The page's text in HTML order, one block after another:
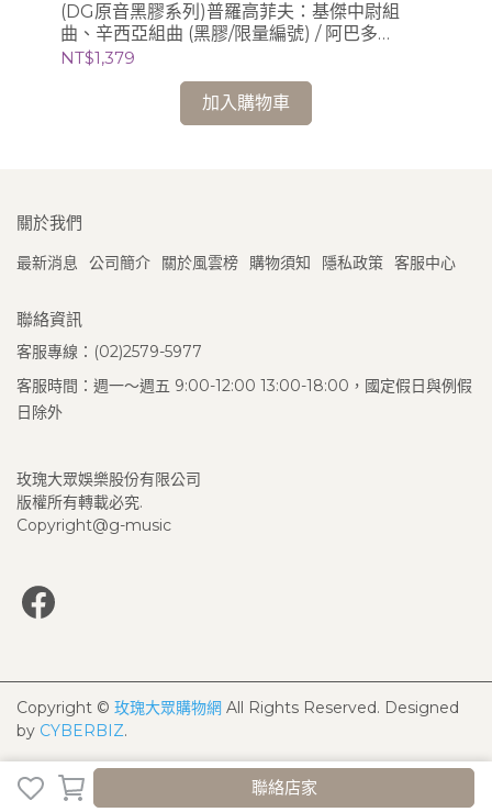
聯絡店家
(DG原音黑膠系列)普羅高菲夫：基傑中尉組
曲、辛西亞組曲 (黑膠/限量編號) / 阿巴多
Claudio Abbado (指揮) 芝加哥交響樂團
NT$1,379
加入購物車
關於我們
最新消息 公司簡介 關於風雲榜 購物須知 隱私政策 客服中心
聯絡資訊
客服專線：(02)2579-5977
客服時間：週一～週五 9:00-12:00 13:00-18:00，國定假日與例假
日除外
玫瑰大眾娛樂股份有限公司
版權所有轉載必究.
Copyright@g-music
Copyright © 玫瑰大眾購物網 All Rights Reserved. Designed
by CYBERBIZ.